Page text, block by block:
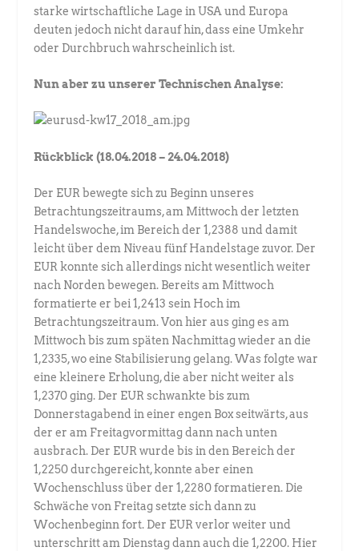
starke wirtschaftliche Lage in USA und Europa
deuten jedoch nicht darauf hin, dass eine Umkehr
oder Durchbruch wahrscheinlich ist.
Nun aber zu unserer Technischen Analyse:
Rückblick (18.04.2018 – 24.04.2018)
Der EUR bewegte sich zu Beginn unseres
Betrachtungszeitraums, am Mittwoch der letzten
Handelswoche, im Bereich der 1,2388 und damit
leicht über dem Niveau fünf Handelstage zuvor. Der
EUR konnte sich allerdings nicht wesentlich weiter
nach Norden bewegen. Bereits am Mittwoch
formatierte er bei 1,2413 sein Hoch im
Betrachtungszeitraum. Von hier aus ging es am
Mittwoch bis zum späten Nachmittag wieder an die
1,2335, wo eine Stabilisierung gelang. Was folgte war
eine kleinere Erholung, die aber nicht weiter als
1,2370 ging. Der EUR schwankte bis zum
Donnerstagabend in einer engen Box seitwärts, aus
der er am Freitagvormittag dann nach unten
ausbrach. Der EUR wurde bis in den Bereich der
1,2250 durchgereicht, konnte aber einen
Wochenschluss über der 1,2280 formatieren. Die
Schwäche von Freitag setzte sich dann zu
Wochenbeginn fort. Der EUR verlor weiter und
unterschritt am Dienstag dann auch die 1,2200. Hier